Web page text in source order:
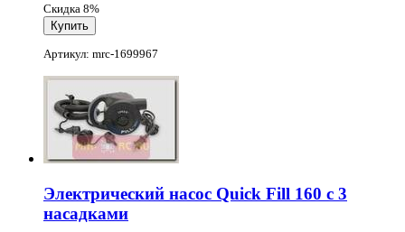
Скидка 8%
Артикул: mrc-1699967
Электрический насос Quick Fill 160 c 3
насадками